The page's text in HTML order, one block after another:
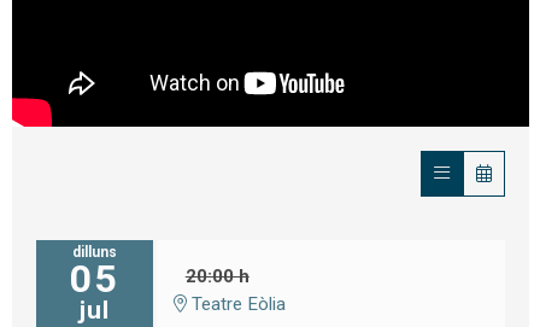
dilluns
05
jul
20:00 h
Teatre Eòlia